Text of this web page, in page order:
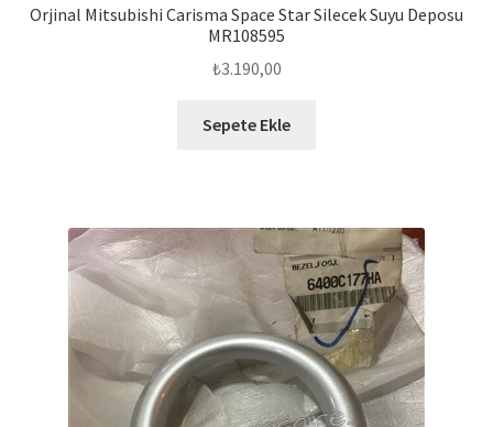
Orjinal Mitsubishi Carisma Space Star Silecek Suyu Deposu
MR108595
₺3.190,00
Sepete Ekle